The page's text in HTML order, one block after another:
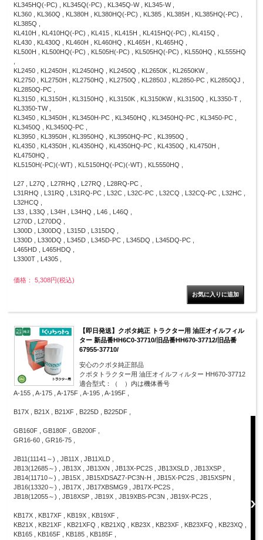
KL345HQ(-PC) , KL345Q(-PC) , KL345Q-W , KL345-W ,
KL360 , KL360Q , KL380H , KL380HQ(-PC) , KL385 , KL385H , KL385HQ(-PC) ,
KL385Q ,
KL410H , KL410HQ(-PC) , KL415 , KL415H , KL415HQ(-PC) , KL415Q ,
KL430 , KL430Q , KL460H , KL460HQ , KL465H , KL465HQ ,
KL500H , KL500HQ(-PC) , KL505H(-PC) , KL505HQ(-PC) , KL550HQ , KL555HQ
KL2450 , KL2450H , KL2450HQ , KL2450Q , KL2650K , KL2650KW ,
KL2750 , KL2750H , KL2750HQ , KL2750Q , KL2850J , KL2850-PC , KL2850QJ ,
KL2850Q-PC ,
KL3150 , KL3150H , KL3150HQ , KL3150K , KL3150KW , KL3150Q , KL3350-T ,
KL3350-TW ,
KL3450 , KL3450H , KL3450H-PC , KL3450HQ , KL3450HQ-PC , KL3450-PC ,
KL3450Q , KL3450Q-PC ,
KL3950 , KL3950H , KL3950HQ , KL3950HQ-PC , KL3950Q ,
KL4350 , KL4350H , KL4350HQ , KL4350HQ-PC , KL4350Q , KL4750H ,
KL4750HQ ,
KL5150H(-PC)(-WT) , KL5150HQ(-PC)(-WT) , KL5550HQ ,
L27 , L27Q , L27RHQ , L27RQ , L28RQ-PC ,
L31RHQ , L31RQ , L31RQ-PC , L32C , L32C-PC , L32CQ , L32CQ-PC , L32HC ,
L32HCQ ,
L33 , L33Q , L34H , L34HQ , L46 , L46Q ,
L270D , L270DQ ,
L300D , L300DQ , L315D , L315DQ ,
L330D , L330DQ , L345D , L345D-PC , L345DQ , L345DQ-PC ,
L465HD , L465HDQ ,
L3300T , L4305 ,
価格： 5,308円(税込)
【即日発送】クボタ純正 トラクター用 油圧オイルフィル
ター 新品番HH6C0-37710/旧品番HH670-37712/旧品番
67955-37710/
安心のクボタ純正部品
クボタトラクター用 油圧オイルフィルター HH670-37712
適合型式：（ ）内は機体番号
A-155 , A-175 , A-175F , A-195 , A-195F ,
B17X , B21X , B21XF , B225D , B225DF ,
GB160F , GB180F , GB200F ,
GR16-60 , GR16-75 ,
JB11(11141～) , JB11X , JB11XLD ,
JB13(12685～) , JB13X , JB13XN , JB13X-PC2S , JB13XSLD , JB13XSP ,
JB14(11710～) , JB15X , JB15XDSAZ7-PC3N-H , JB15X-PC2S , JB15XSPN ,
JB16(13320～) , JB17X , JB17XBSMG9 , JB17X-PC2S ,
JB18(12055～) , JB18XSP , JB19X , JB19XBS-PC3N , JB19X-PC2S ,
KB17X , KB17XF , KB19X , KB19XF ,
KB21X , KB21XF , KB21XFQ , KB21XQ , KB23X , KB23XF , KB23XFQ , KB23XQ ,
KB165 , KB165F , KB185 , KB185F ,